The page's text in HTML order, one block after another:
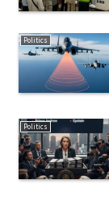
Politics
Politics